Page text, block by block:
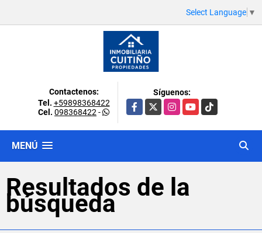
Select Language ▼
Contactenos:
Tel. +59898368422
Cel. 098368422 -
Síguenos:
Facebook
X InstagramYouTubeTikTok
MENÚ
Resultados de la
búsqueda